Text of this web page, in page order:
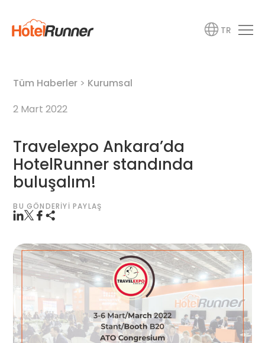
TR
Tüm Haberler > Kurumsal
2 Mart 2022
Travelexpo Ankara’da
HotelRunner standında
buluşalım!
BU GÖNDERIYI PAYLAŞ